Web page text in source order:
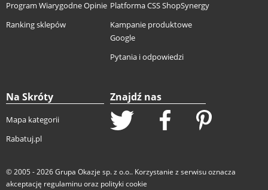
Program Wiarygodne Opinie
Ranking sklepów
Platforma CSS ShopSynergy
Kampanie produktowe
Google
Pytania i odpowiedzi
Na Skróty
Mapa kategorii
Rabatuj.pl
Znajdź nas
© 2005 - 2026Grupa Okazje sp. z o.o.. Korzystanie z serwisu oznacza
akceptację regulaminuoraz polityki cookie